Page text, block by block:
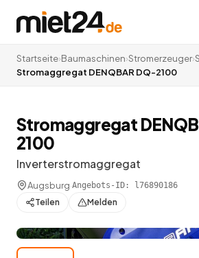
Startseite›Baumaschinen›Stromerzeuger›
Stromaggregat DENQBAR DQ-2100
Stromaggregat
2100
Inverterstromaggregat
Augsburg·Angebots-ID: l76890186
Teilen Melden